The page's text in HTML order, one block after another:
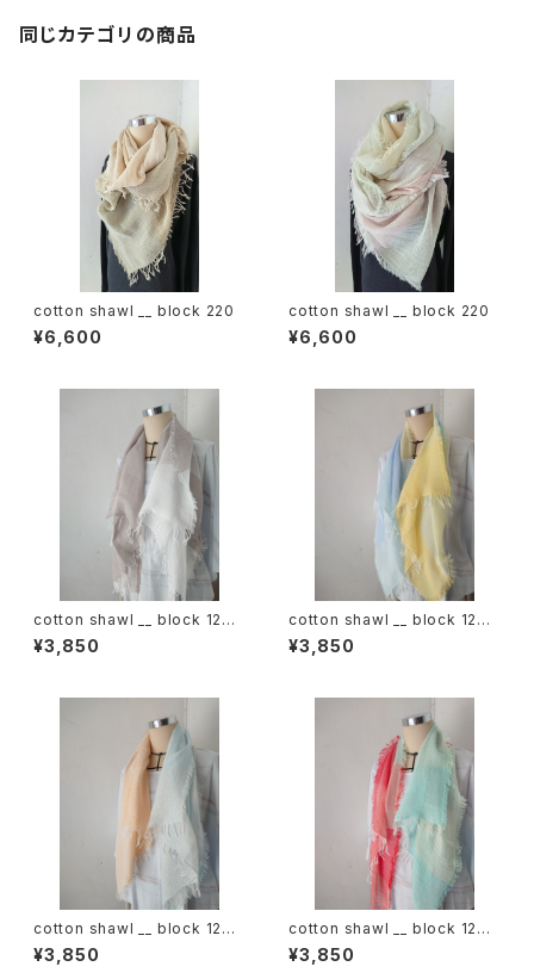
同じカテゴリの商品
cotton shawl __ block 220
¥6,600
cotton shawl __ block 220
¥6,600
cotton shawl __ block 120
白木蓮w
¥3,850
cotton shawl __ block 120
天泣w
¥3,850
cotton shawl __ block 120
朝朗w
¥3,850
cotton shawl __ block 120
春曙w
¥3,850